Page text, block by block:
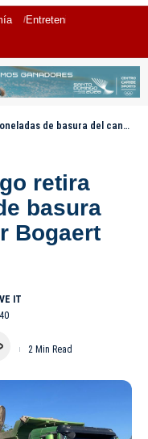
Entretenimiento
Monsieur Bogaert en La Otra Banda
retira
basura
Bogaert
2 Min Read